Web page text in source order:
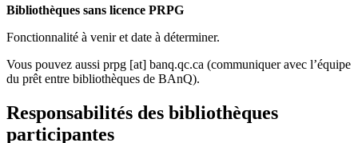
Bibliothèques sans licence PRPG
Fonctionnalité à venir et date à déterminer.
Vous pouvez aussi prpg [at] banq.qc.ca (communiquer avec l’équipe
du prêt entre bibliothèques de BAnQ).
Responsabilités des bibliothèques
participantes